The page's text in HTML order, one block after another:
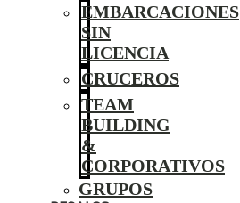
EMBARCACIONES
SIN
LICENCIA
CRUCEROS
TEAM
BUILDING
&
CORPORATIVOS
GRUPOS